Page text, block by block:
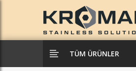
TÜM ÜRÜNLER